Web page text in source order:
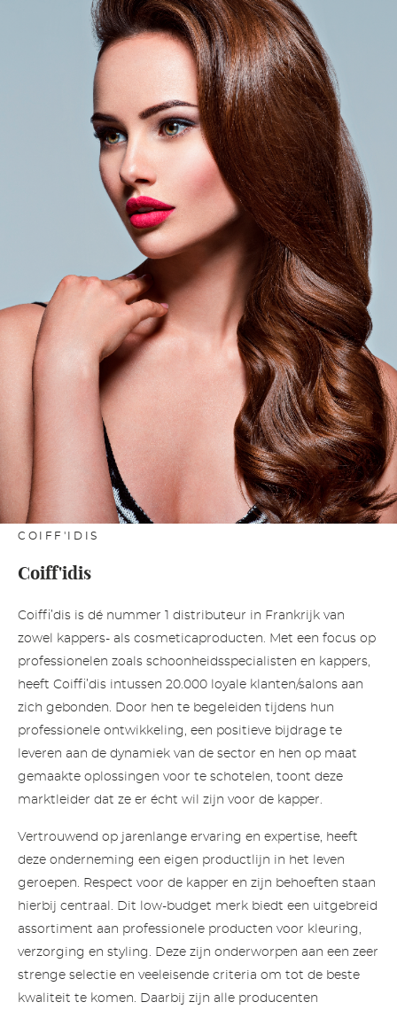
Coiff'idis
Coiffi’dis is dé nummer 1 distributeur in Frankrijk van
zowel kappers- als cosmeticaproducten. Met een focus op
professionelen zoals schoonheidsspecialisten en kappers,
heeft Coiffi’dis intussen 20.000 loyale klanten/salons aan
zich gebonden. Door hen te begeleiden tijdens hun
professionele ontwikkeling, een positieve bijdrage te
leveren aan de dynamiek van de sector en hen op maat
gemaakte oplossingen voor te schotelen, toont deze
marktleider dat ze er écht wil zijn voor de kapper.
Vertrouwend op jarenlange ervaring en expertise, heeft
deze onderneming een eigen productlijn in het leven
geroepen. Respect voor de kapper en zijn behoeften staan
hierbij centraal. Dit low-budget merk biedt een uitgebreid
assortiment aan professionele producten voor kleuring,
verzorging en styling. Deze zijn onderworpen aan een zeer
strenge selectie en veeleisende criteria om tot de beste
kwaliteit te komen. Daarbij zijn alle producenten
COIFF'IDIS